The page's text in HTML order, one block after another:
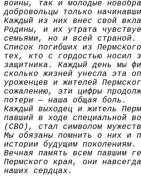
воины, так и молодые
добровольцы только
Каждый из них внес свой
Родины, и их утрата
семьями, но и всей страной.
Список погибших из
тех, кто с гордостью носил
защитника. Каждый день мы
сколько жизней унесла эта
уроженцев и жителей
сожалению, эти цифры
потери — наша общая боль.
Каждый выходец и житель
павший в ходе специальной
(СВО), стал символом
Мы обязаны помнить о них и
истории будущим поколениям.
Вечная память всем павшим
Пермского края, они
наших сердцах.